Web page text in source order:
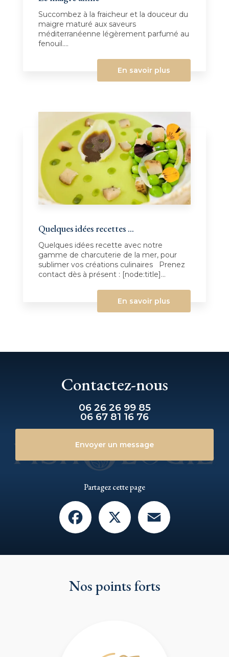
Succombez à la fraicheur et la douceur du
maigre maturé aux saveurs
méditerranéenne légèrement parfumé au
fenouil....
En savoir plus
Quelques idées recettes ...
Quelques idées recette avec notre
gamme de charcuterie de la mer, pour
sublimer vos créations culinaires Prenez
contact dès à présent : [node:title]...
En savoir plus
Contactez-nous
06 26 26 99 85
06 67 81 16 76
Envoyer un message
Partagez cette page
Facebook
Nos points forts